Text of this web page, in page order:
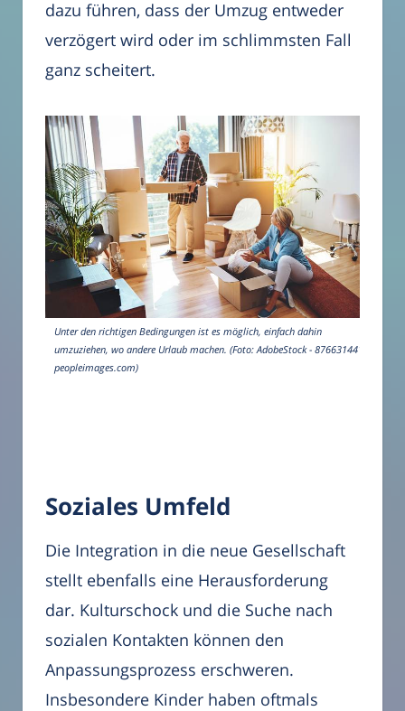
dazu führen, dass der Umzug entweder
verzögert wird oder im schlimmsten Fall
ganz scheitert.
Unter den richtigen Bedingungen ist es möglich, einfach dahin
umzuziehen, wo andere Urlaub machen. (Foto: AdobeStock - 876631441
peopleimages.com)
Soziales Umfeld
Die Integration in die neue Gesellschaft
stellt ebenfalls eine Herausforderung
dar. Kulturschock und die Suche nach
sozialen Kontakten können den
Anpassungsprozess erschweren.
Insbesondere Kinder haben oftmals